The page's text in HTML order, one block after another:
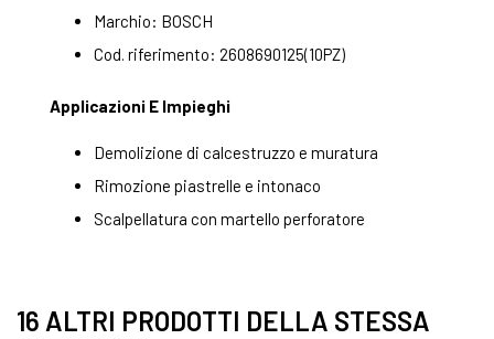
Marchio: BOSCH
Cod. riferimento: 2608690125(10PZ)
Applicazioni E Impieghi
Demolizione di calcestruzzo e muratura
Rimozione piastrelle e intonaco
Scalpellatura con martello perforatore
16 ALTRI PRODOTTI DELLA STESSA